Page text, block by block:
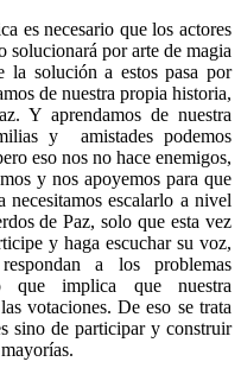
es necesario que los actores
por arte de magia
la solución a estos pasa por
de nuestra propia historia,
Y aprendamos de nuestra
y amistades podemos
eso nos no hace enemigos,
y nos apoyemos para que
escalarlo a nivel
de Paz, solo que esta vez
y haga escuchar su voz,
a los problemas
que implica que nuestra
votaciones. De eso se trata
sino de participar y construir